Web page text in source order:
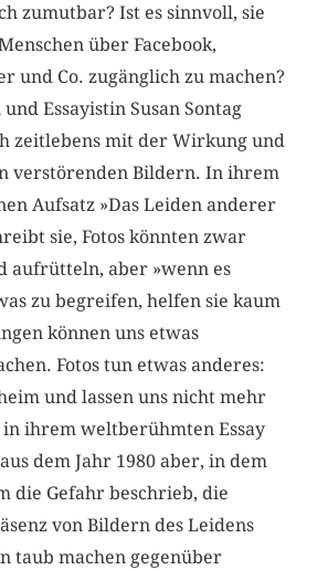
zumutbar? Ist es sinnvoll, sie
über Facebook,
und Co. zugänglich zu machen?
Essayistin Susan Sontag
zeitlebens mit der Wirkung und
verstörenden Bildern. In ihrem
Aufsatz »Das Leiden anderer
sie, Fotos könnten zwar
aufrütteln, aber »wenn es
zu begreifen, helfen sie kaum
können uns etwas
Fotos tun etwas anderes:
und lassen uns nicht mehr
in ihrem weltberühmten Essay
aus dem Jahr 1980 aber, in dem
die Gefahr beschrieb, die
von Bildern des Leidens
taub machen gegenüber